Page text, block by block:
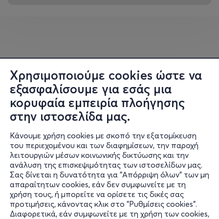
Χρησιμοποιούμε cookies ώστε να
εξασφαλίσουμε για εσάς μια
κορυφαία εμπειρία πλοήγησης
στην ιστοσελίδα μας.
Κάνουμε χρήση cookies με σκοπό την εξατομίκευση
του περιεχομένου και των διαφημίσεων, την παροχή
λειτουργιών μέσων κοινωνικής δικτύωσης και την
ανάλυση της επισκεψιμότητας των ιστοσελίδων μας.
Σας δίνεται η δυνατότητα για "Απόρριψη όλων" των μη
απαραίτητων cookies, εάν δεν συμφωνείτε με τη
χρήση τους, ή μπορείτε να ορίσετε τις δικές σας
προτιμήσεις, κάνοντας κλικ στο "Ρυθμίσεις cookies".
Διαφορετικά, εάν συμφωνείτε με τη χρήση των cookies,
Τα εκθέματά του είναι τρισδιάστατα θεματικά
περιβάλλοντα, ειδικά σχεδιασμένα για να ενθαρρύνουν
την εξερεύνηση της θεματικής τους με βιωματικό
τρόπο μέσα από τη χρήση αντικειμένων(hands on)
σχεδιάζονται με σεβασμό στις ανάγκες και τις
δυνατότητες της κάθε ηλικίας καθώς και στη
ενδιαφερόντων τους.
Τα εκθέματα που λειτουργούν στο Παιδικό Μουσείο
της Αθήνας:
Φυσαλίδες
Πληροφορίες
Υποστήριξη